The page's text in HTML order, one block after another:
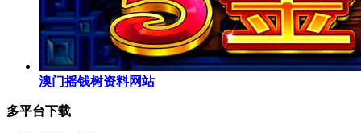
澳门摇钱树资料网站
多平台下载